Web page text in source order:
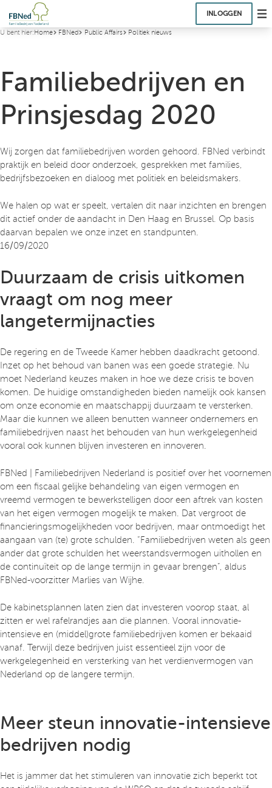
INLOGGEN
U bent hier:Home FBNed Public Affairs Politiek nieuws
Familiebedrijven en
Prinsjesdag 2020
Wij zorgen dat familiebedrijven worden gehoord. FBNed verbindt
praktijk en beleid door onderzoek, gesprekken met families,
bedrijfsbezoeken en dialoog met politiek en beleidsmakers.
We halen op wat er speelt, vertalen dit naar inzichten en brengen
dit actief onder de aandacht in Den Haag en Brussel. Op basis
daarvan bepalen we onze inzet en standpunten.
16/09/2020
Duurzaam de crisis uitkomen
vraagt om nog meer
langetermijnacties
De regering en de Tweede Kamer hebben daadkracht getoond.
Inzet op het behoud van banen was een goede strategie. Nu
moet Nederland keuzes maken in hoe we deze crisis te boven
komen. De huidige omstandigheden bieden namelijk ook kansen
om onze economie en maatschappij duurzaam te versterken.
Maar die kunnen we alleen benutten wanneer ondernemers en
familiebedrijven naast het behouden van hun werkgelegenheid
vooral ook kunnen blijven investeren en innoveren.
FBNed | Familiebedrijven Nederland is positief over het voornemen
om een fiscaal gelijke behandeling van eigen vermogen en
vreemd vermogen te bewerkstelligen door een aftrek van kosten
van het eigen vermogen mogelijk te maken. Dat vergroot de
financieringsmogelijkheden voor bedrijven, maar ontmoedigt het
aangaan van (te) grote schulden. “Familiebedrijven weten als geen
ander dat grote schulden het weerstandsvermogen uithollen en
de continuïteit op de lange termijn in gevaar brengen”, aldus
FBNed-voorzitter Marlies van Wijhe.
De kabinetsplannen laten zien dat investeren voorop staat, al
zitten er wel rafelrandjes aan die plannen. Vooral innovatie-
intensieve en (middel)grote familiebedrijven komen er bekaaid
vanaf. Terwijl deze bedrijven juist essentieel zijn voor de
werkgelegenheid en versterking van het verdienvermogen van
Nederland op de langere termijn.
Meer steun innovatie-intensieve
bedrijven nodig
Het is jammer dat het stimuleren van innovatie zich beperkt tot